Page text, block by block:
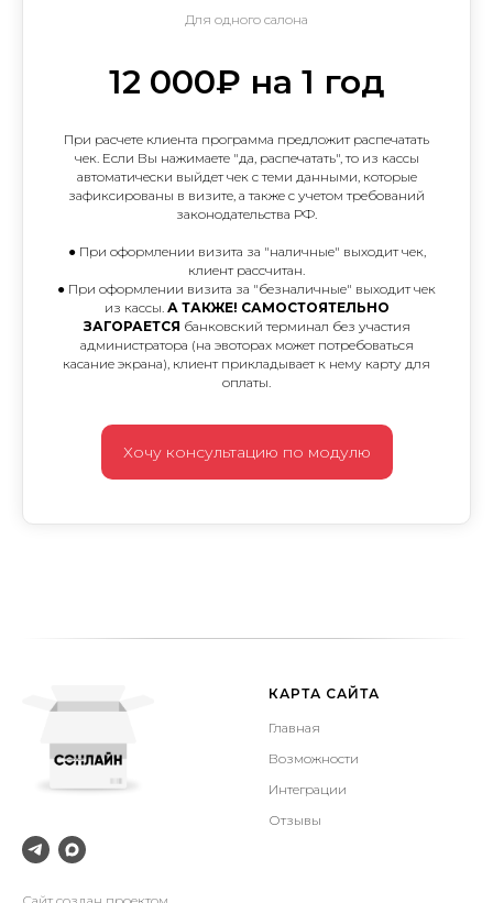
Для одного салона
12 000₽ на 1 год
При расчете клиента программа предложит распечатать
чек. Если Вы нажимаете "да, распечатать", то из кассы
автоматически выйдет чек с теми данными, которые
зафиксированы в визите, а также с учетом требований
законодательства РФ.
● При оформлении визита за "наличные" выходит чек,
клиент рассчитан.
● При оформлении визита за "безналичные" выходит чек
из кассы. А ТАКЖЕ! САМОСТОЯТЕЛЬНО
ЗАГОРАЕТСЯ банковский терминал без участия
администратора (на эвоторах может потребоваться
касание экрана), клиент прикладывает к нему карту для
оплаты.
Хочу консультацию по модулю
КАРТА САЙТА
Главная
Возможности
Интеграции
Отзывы